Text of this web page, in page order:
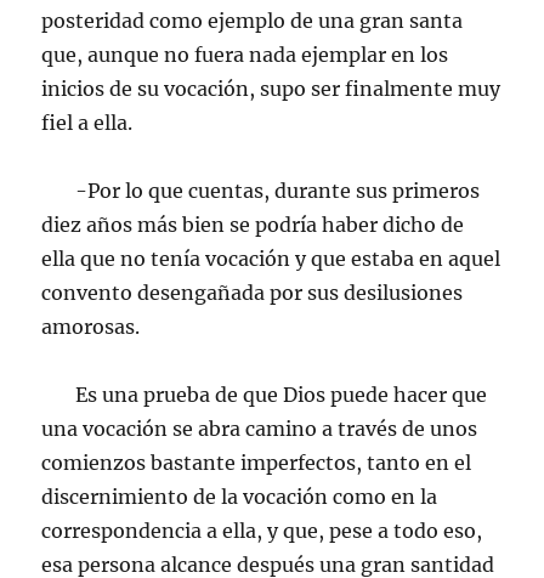
posteridad como ejemplo de una gran santa
que, aunque no fuera nada ejemplar en los
inicios de su vocación, supo ser finalmente muy
fiel a ella.
-Por lo que cuentas, durante sus primeros
diez años más bien se podría haber dicho de
ella que no tenía vocación y que estaba en aquel
convento desengañada por sus desilusiones
amorosas.
Es una prueba de que Dios puede hacer que
una vocación se abra camino a través de unos
comienzos bastante imperfectos, tanto en el
discernimiento de la vocación como en la
correspondencia a ella, y que, pese a todo eso,
esa persona alcance después una gran santidad